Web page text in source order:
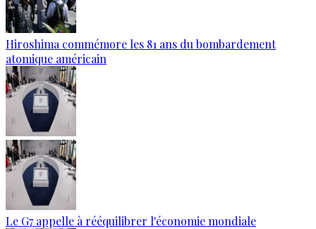
Hiroshima commémore les 81 ans du bombardement
atomique américain
Le G7 appelle à rééquilibrer l'économie mondiale